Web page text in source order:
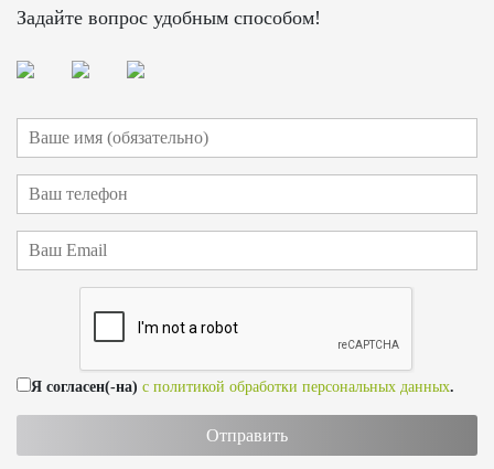
Задайте вопрос удобным способом!
Я согласен(-на) с политикой обработки персональных данных.